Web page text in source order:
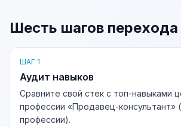
Шесть шагов перехода
ШАГ 1
Аудит навыков
Сравните свой стек с топ-навыками
профессии «Продавец-консультант»
профессии).